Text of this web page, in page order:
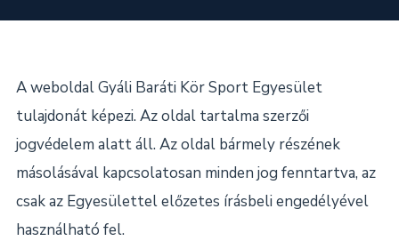
Szakosztályok
Hírek
Naptár
Dokumentumok
A weboldal Gyáli Baráti Kör Sport Egyesület
tulajdonát képezi. Az oldal tartalma szerzői
jogvédelem alatt áll. Az oldal bármely részének
másolásával kapcsolatosan minden jog fenntartva, az
csak az Egyesülettel előzetes írásbeli engedélyével
használható fel.